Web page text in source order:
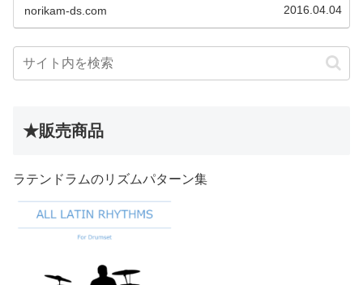
norikam-ds.com 2016.04.04
★販売商品
ラテンドラムのリズムパターン集